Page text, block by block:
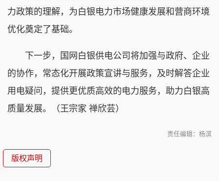
力政策的理解，为白银电力市场健康发展和营商环境
优化奠定了基础。
下一步，国网白银供电公司将加强与政府、企业
的协作，常态化开展政策宣讲与服务，及时解答企业
用电疑问，提供更优质高效的电力服务，助力白银高
质量发展。（王宗家 禅欣芸）
责任编辑：杨滨
版权声明